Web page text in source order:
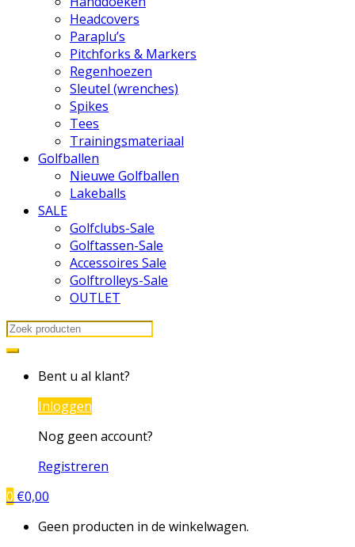
Headcovers
Paraplu’s
Pitchforks & Markers
Regenhoezen
Sleutel (wrenches)
Spikes
Tees
Trainingsmateriaal
Golfballen
Nieuwe Golfballen
Lakeballs
SALE
Golfclubs-Sale
Golftassen-Sale
Accessoires Sale
Golftrolleys-Sale
OUTLET
Search
for:
Bent u al klant?
Inloggen
Nog geen account?
Registreren
0 €0,00
Geen producten in de winkelwagen.